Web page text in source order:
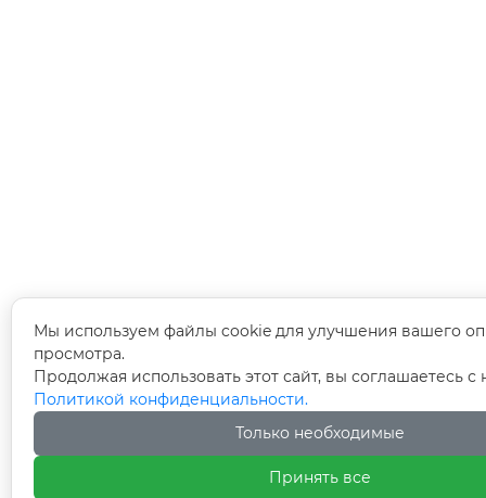
Мы используем файлы cookie для улучшения вашего
просмотра.
Продолжая использовать этот сайт, вы соглашаетесь
Политикой конфиденциальности.
Только необходимые
Принять все